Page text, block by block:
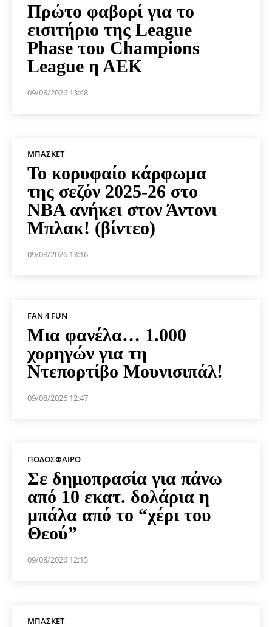
Πρώτο φαβορί για το
εισιτήριο της League
Phase του Champions
League η ΑΕΚ
09/08/2026 13:48
ΜΠΆΣΚΕΤ
Το κορυφαίο κάρφωμα
της σεζόν 2025-26 στο
NBA ανήκει στον Άντονι
Μπλακ! (βίντεο)
09/08/2026 13:16
FAN 4 FUN
Μια φανέλα… 1.000
χορηγών για τη
Ντεπορτίβο Μουνισιπάλ!
09/08/2026 12:47
ΠΟΔΌΣΦΑΙΡΟ
Σε δημοπρασία για πάνω
από 10 εκατ. δολάρια η
μπάλα από το “χέρι του
Θεού”
09/08/2026 12:15
ΜΠΆΣΚΕΤ